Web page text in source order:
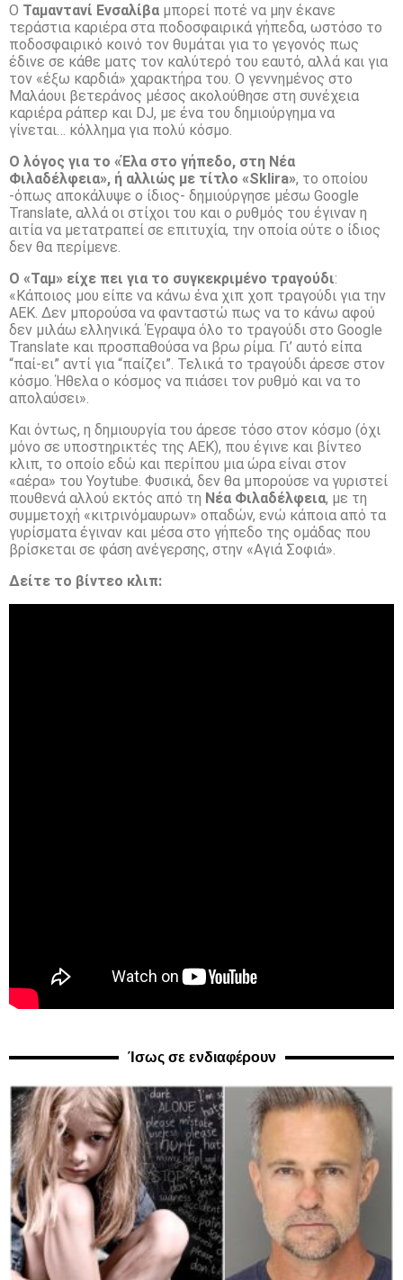
Ο Ταμαντανί Ενσαλίβα μπορεί ποτέ να μην έκανε
τεράστια καριέρα στα ποδοσφαιρικά γήπεδα, ωστόσο το
ποδοσφαιρικό κοινό τον θυμάται για το γεγονός πως
έδινε σε κάθε ματς τον καλύτερό του εαυτό, αλλά και για
τον «έξω καρδιά» χαρακτήρα του. Ο γεννημένος στο
Μαλάουι βετεράνος μέσος ακολούθησε στη συνέχεια
καριέρα ράπερ και DJ, με ένα του δημιούργημα να
γίνεται… κόλλημα για πολύ κόσμο.
Ο λόγος για το «Έλα στο γήπεδο, στη Νέα
Φιλαδέλφεια», ή αλλιώς με τίτλο «Sklira», το οποίου
-όπως αποκάλυψε ο ίδιος- δημιούργησε μέσω Google
Translate, αλλά οι στίχοι του και ο ρυθμός του έγιναν η
αιτία να μετατραπεί σε επιτυχία, την οποία ούτε ο ίδιος
δεν θα περίμενε.
Ο «Ταμ» είχε πει για το συγκεκριμένο τραγούδι:
«Κάποιος μου είπε να κάνω ένα χιπ χοπ τραγούδι για την
ΑΕΚ. Δεν μπορούσα να φανταστώ πως να το κάνω αφού
δεν μιλάω ελληνικά. Έγραψα όλο το τραγούδι στο Google
Translate και προσπαθούσα να βρω ρίμα. Γι’ αυτό είπα
“παί-ει” αντί για “παίζει”. Τελικά το τραγούδι άρεσε στον
κόσμο. Ήθελα ο κόσμος να πιάσει τον ρυθμό και να το
απολαύσει».
Και όντως, η δημιουργία του άρεσε τόσο στον κόσμο (όχι
μόνο σε υποστηρικτές της ΑΕΚ), που έγινε και βίντεο
κλιπ, το οποίο εδώ και περίπου μια ώρα είναι στον
«αέρα» του Yoytube. Φυσικά, δεν θα μπορούσε να γυριστεί
πουθενά αλλού εκτός από τη Νέα Φιλαδέλφεια, με τη
συμμετοχή «κιτρινόμαυρων» οπαδών, ενώ κάποια από τα
γυρίσματα έγιναν και μέσα στο γήπεδο της ομάδας που
βρίσκεται σε φάση ανέγερσης, στην «Αγιά Σοφιά».
Δείτε το βίντεο κλιπ:
Ίσως σε ενδιαφέρουν